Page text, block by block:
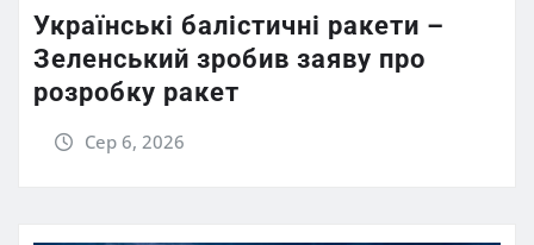
Українські балістичні ракети –
Зеленський зробив заяву про
розробку ракет
Сер 6, 2026